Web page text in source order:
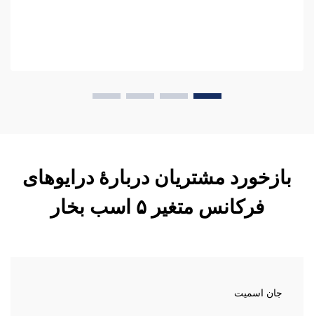
بازخورد مشتریان دربارهٔ درایوهای
فرکانس متغیر ۵ اسب بخار
جان اسمیت